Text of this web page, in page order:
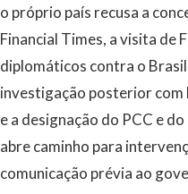
o próprio país recusa a
Financial Times, a visita de
diplomáticos contra o
investigação posterior com
e a designação do PCC e
abre caminho para
comunicação prévia ao